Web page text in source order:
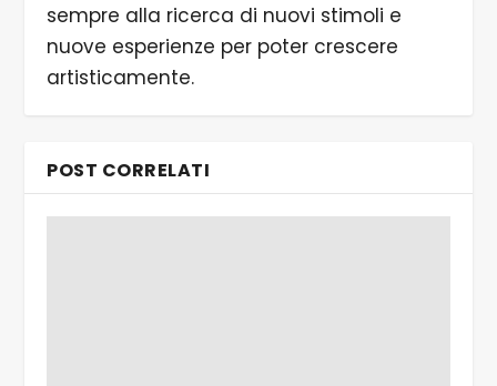
sempre alla ricerca di nuovi stimoli e
nuove esperienze per poter crescere
artisticamente.
POST CORRELATI